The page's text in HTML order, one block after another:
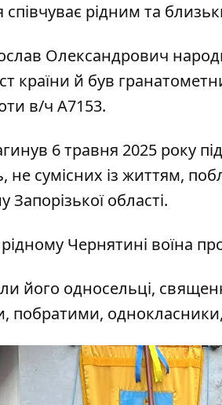
співчуває рідним та
Олександрович
країни й був
в/ч А7153.
6 травня 2025 року
сумісних із життям,
Запорізької області.
Чернятині воїна
його односельці,
побратими,